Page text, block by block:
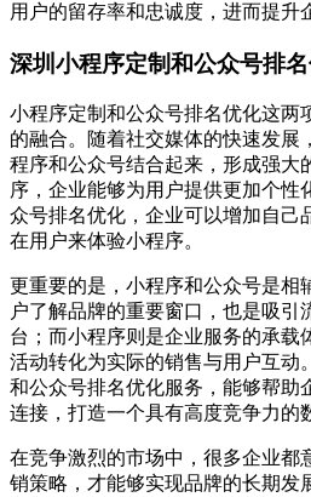
用户的留存率和忠诚度，进而提升
深圳小程序定制和公众号排
小程序定制和公众号排名优化这两
的融合。随着社交媒体的快速发展
程序和公众号结合起来，形成强大
序，企业能够为用户提供更加个性
众号排名优化，企业可以增加自己
在用户来体验小程序。
更重要的是，小程序和公众号是相
户了解品牌的重要窗口，也是吸引
台；而小程序则是企业服务的承载
活动转化为实际的销售与用户互动
和公众号排名优化服务，能够帮助
连接，打造一个具有高度竞争力的
在竞争激烈的市场中，很多企业都
销策略，才能够实现品牌的长期发